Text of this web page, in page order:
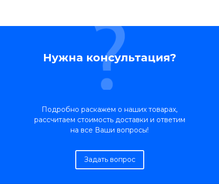
Нужна консультация?
Подробно раскажем о наших товарах,
рассчитаем стоимость доставки и ответим
на все Ваши вопросы!
Задать вопрос